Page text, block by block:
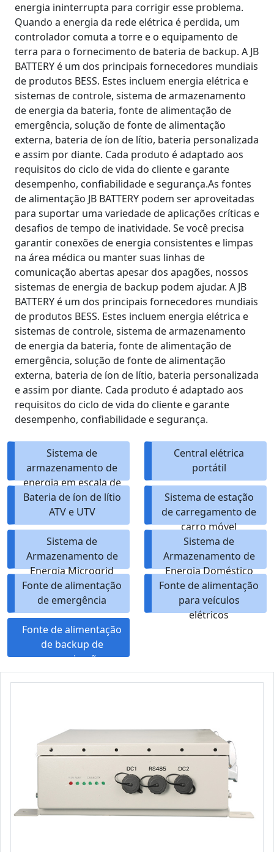
energia ininterrupta para corrigir esse problema.
Quando a energia da rede elétrica é perdida, um
controlador comuta a torre e o equipamento de
terra para o fornecimento de bateria de backup. A JB
BATTERY é um dos principais fornecedores mundiais
de produtos BESS. Estes incluem energia elétrica e
sistemas de controle, sistema de armazenamento
de energia da bateria, fonte de alimentação de
emergência, solução de fonte de alimentação
externa, bateria de íon de lítio, bateria personalizada
e assim por diante. Cada produto é adaptado aos
requisitos do ciclo de vida do cliente e garante
desempenho, confiabilidade e segurança.As fontes
de alimentação JB BATTERY podem ser aproveitadas
para suportar uma variedade de aplicações críticas e
desafios de tempo de inatividade. Se você precisa
garantir conexões de energia consistentes e limpas
na área médica ou manter suas linhas de
comunicação abertas apesar dos apagões, nossos
sistemas de energia de backup podem ajudar. A JB
BATTERY é um dos principais fornecedores mundiais
de produtos BESS. Estes incluem energia elétrica e
sistemas de controle, sistema de armazenamento
de energia da bateria, fonte de alimentação de
emergência, solução de fonte de alimentação
externa, bateria de íon de lítio, bateria personalizada
e assim por diante. Cada produto é adaptado aos
requisitos do ciclo de vida do cliente e garante
desempenho, confiabilidade e segurança.
Sistema de
armazenamento de
energia em escala de
utilidade
Central elétrica
portátil
Bateria de íon de lítio
ATV e UTV
Sistema de estação
de carregamento de
carro móvel
Sistema de
Armazenamento de
Energia Microgrid
ESS
Sistema de
Armazenamento de
Energia Doméstico
Fonte de alimentação
de emergência
Fonte de alimentação
para veículos
elétricos
Fonte de alimentação
de backup de
comunicação